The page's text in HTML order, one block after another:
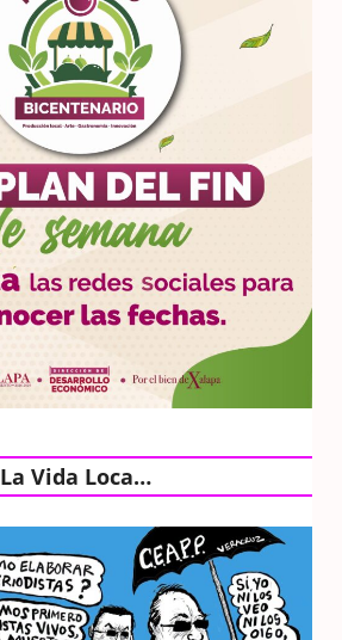
La Vida Loca…